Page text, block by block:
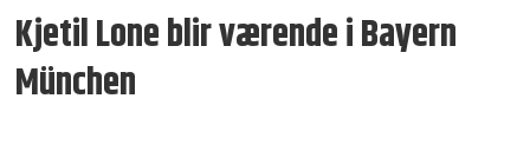
Kjetil Lone blir værende i Bayern
München